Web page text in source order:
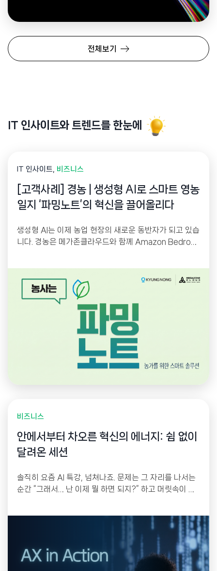
전체보기
IT 인사이트와 트렌드를 한눈에
IT 인사이트 비즈니스
[고객사례] 경농 | 생성형 AI로 스마트 영농
일지 ‘파밍노트’의 혁신을 끌어올리다
생성형 AI는 이제 농업 현장의 새로운 동반자가 되고 있습
니다. 경농은 메가존클라우드와 함께 Amazon Bedrock
진 기반 Vision AI 검색을 통해 농업인의 정보 접근성을
높이고, AI 기반 운영 플랫폼으로 서비스 경쟁력을 한층
강화했습니다.
비즈니스
안에서부터 차오른 혁신의 에너지: 쉼 없이
달려온 세션
솔직히 요즘 AI 특강, 넘쳐나죠. 문제는 그 자리를 나서는
순간 “그래서… 난 이제 뭘 하면 되지?” 하고 머릿속이 하
는 자리가 아니라, 각자 자기 업무의 골칫거리를 하나씩
들고 와서 그 자리에서 직접 만들어 가는 워크샵으로 설계
했거든요.